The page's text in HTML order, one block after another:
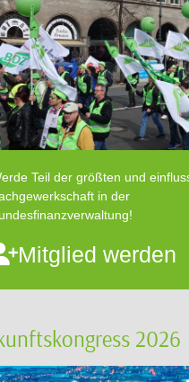
Teil der größten und
in der
Mitglied werden
2026